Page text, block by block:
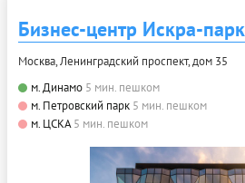
Бизнес-центр Искра-парк
Москва, Ленинградский проспект, дом 35
м. Динамо 5 мин. пешком
м. Петровский парк 5 мин. пешком
м. ЦСКА 5 мин. пешком